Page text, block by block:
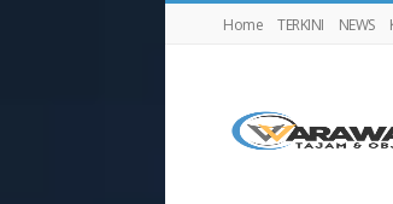
Home TERKINI NEWS